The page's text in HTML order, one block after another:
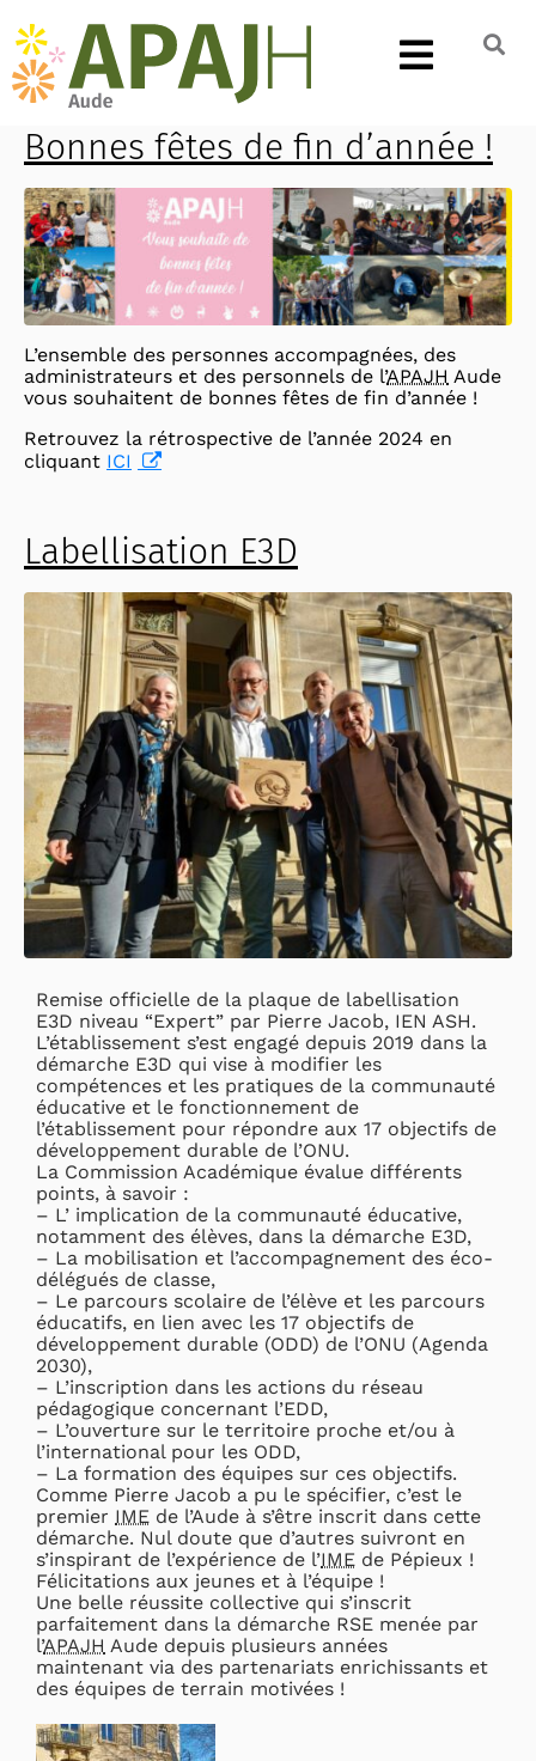
Bonnes fêtes de fin d’année !
L’ensemble des personnes accompagnées, des
administrateurs et des personnels de l’APAJH Aude
vous souhaitent de bonnes fêtes de fin d’année !
Retrouvez la rétrospective de l’année 2024 en
cliquant ICI
Labellisation E3D
Remise officielle de la plaque de labellisation
E3D niveau “Expert” par Pierre Jacob, IEN ASH.
L’établissement s’est engagé depuis 2019 dans la
démarche E3D qui vise à modifier les
compétences et les pratiques de la communauté
éducative et le fonctionnement de
l’établissement pour répondre aux 17 objectifs de
développement durable de l’ONU.
La Commission Académique évalue différents
points, à savoir :
– L’ implication de la communauté éducative,
notamment des élèves, dans la démarche E3D,
– La mobilisation et l’accompagnement des éco-
délégués de classe,
– Le parcours scolaire de l’élève et les parcours
éducatifs, en lien avec les 17 objectifs de
développement durable (ODD) de l’ONU (Agenda
2030),
– L’inscription dans les actions du réseau
pédagogique concernant l’EDD,
– L’ouverture sur le territoire proche et/ou à
l’international pour les ODD,
– La formation des équipes sur ces objectifs.
Comme Pierre Jacob a pu le spécifier, c’est le
premier IME de l’Aude à s’être inscrit dans cette
démarche. Nul doute que d’autres suivront en
s’inspirant de l’expérience de l’IME de Pépieux !
Félicitations aux jeunes et à l’équipe !
Une belle réussite collective qui s’inscrit
parfaitement dans la démarche RSE menée par
l’APAJH Aude depuis plusieurs années
maintenant via des partenariats enrichissants et
des équipes de terrain motivées !